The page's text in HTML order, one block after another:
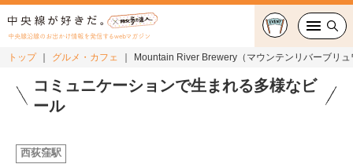
中央線沿線のお出かけ情報を発信するwebマガジン
グルメ・カフェ
おでかけ
トップ グルメ・カフェ Mountain River Brewery（マウンテンリバーブリュ
コミュニケーションで生まれる多様なビ
ール
西荻窪駅